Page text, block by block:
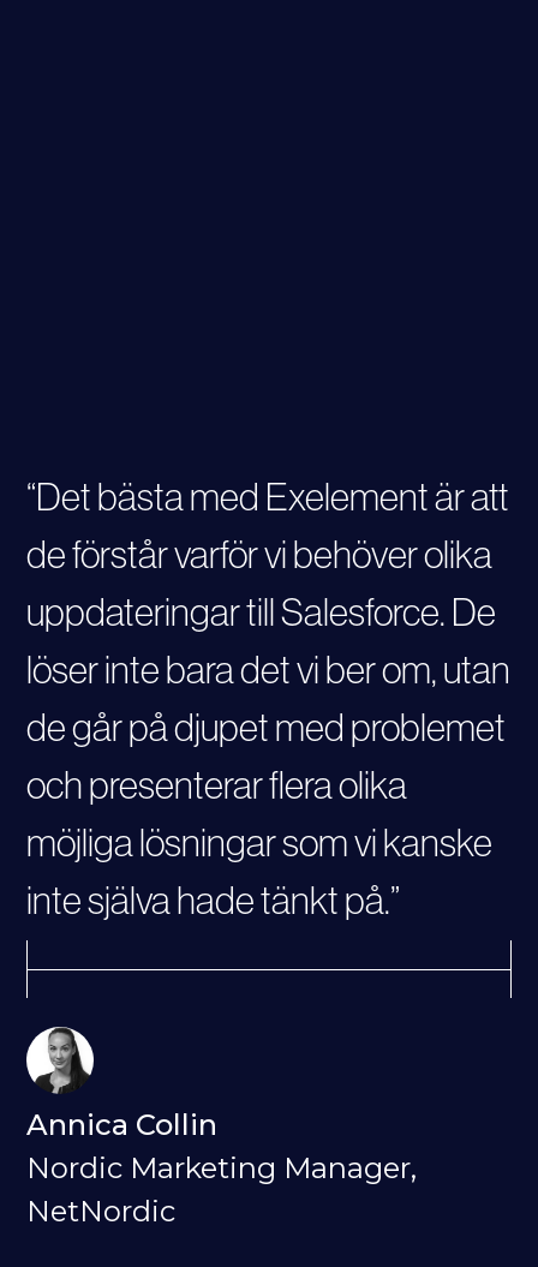
“Det bästa med Exelement är att
de förstår varför vi behöver olika
uppdateringar till Salesforce. De
löser inte bara det vi ber om, utan
de går på djupet med problemet
och presenterar flera olika
möjliga lösningar som vi kanske
inte själva hade tänkt på.”
Annica Collin
Nordic Marketing Manager,
NetNordic